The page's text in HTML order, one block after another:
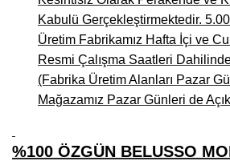
Kabulü Gerçekleştirmektedir.
Üretim Fabrikamız Hafta İçi ve
Resmi Çalışma Saatleri
(Fabrika Üretim Alanları Pazar
Mağazamız Pazar Günleri de
%100 ÖZGÜN BELUSSO